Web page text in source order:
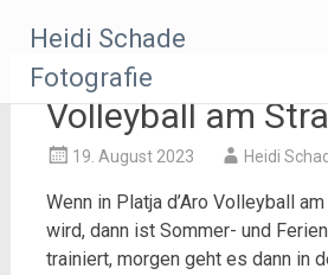
Inhalt
springen
Heidi Schade
Fotografie
Volleyball am
19. August 2023 Heidi
Wenn in Platja d’Aro Volleyball
wird, dann ist Sommer- und
trainiert, morgen geht es dann in